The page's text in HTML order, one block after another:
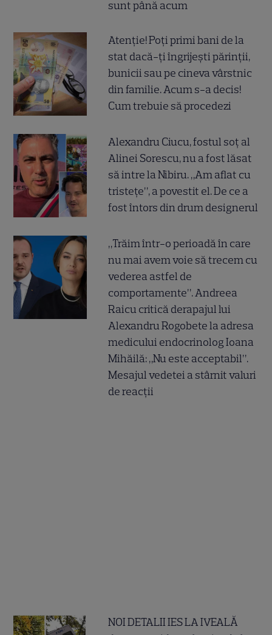
sunt până acum
Atenție! Poți primi bani de la
stat dacă-ți îngrijești părinții,
bunicii sau pe cineva vârstnic
din familie. Acum s-a decis!
Cum trebuie să procedezi
Alexandru Ciucu, fostul soț al
Alinei Sorescu, nu a fost lăsat
să intre la Nibiru. „Am aflat cu
tristețe”, a povestit el. De ce a
fost întors din drum designerul
„Trăim într-o perioadă în care
nu mai avem voie să trecem cu
vederea astfel de
comportamente”. Andreea
Raicu critică derapajul lui
Alexandru Rogobete la adresa
medicului endocrinolog Ioana
Mihăilă: „Nu este acceptabil”.
Mesajul vedetei a stârnit valuri
de reacții
NOI DETALII IES LA IVEALĂ